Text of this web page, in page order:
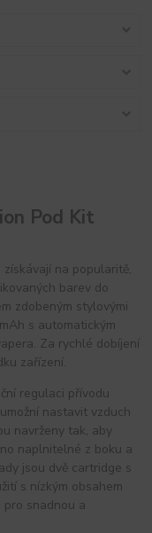
Pod Kit
na popularitě,
barev do
zdobeným stylovými
s automatickým
Za rychlé dobíjení
zařízení.
regulaci přívodu
nastavit vzduch
navrženy tak, aby
naplnitelné z boku a
jsou dvě cartridge s
s nízkým obsahem
pro snadnou a